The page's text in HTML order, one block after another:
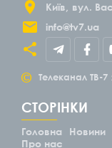
Київ
вул.
info@tv7.ua
© Телеканал ТВ-7
СТОРІНКИ
Головна Новини
Про нас